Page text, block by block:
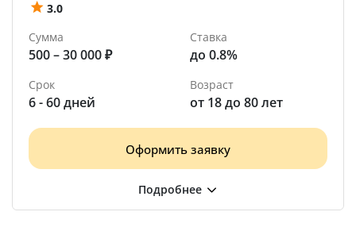
3.0
Сумма
500 – 30 000 ₽
Ставка
до 0.8%
Срок
6 - 60 дней
Возраст
от 18 до 80 лет
Оформить заявку